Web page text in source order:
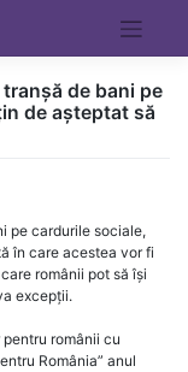
de bani pe
de așteptat să
pe cardurile sociale,
în care acestea vor fi
românii pot să își
excepții.
românii cu
România” anul